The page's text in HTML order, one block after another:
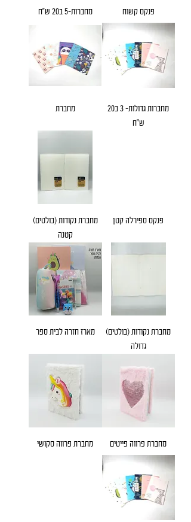
פנקס קשוח מחברות-5 ב20 ש"ח
מחברות גדולות- 3 ב20
ש"ח
מחברת
פנקס ספירלה קטן
מחברת נקודות (בולטים)
קטנה
מחברת נקודות (בולטים)
גדולה
מארז חזרה לבית ספר
מחברת פרווה פייטים מחברת פרווה סקושי